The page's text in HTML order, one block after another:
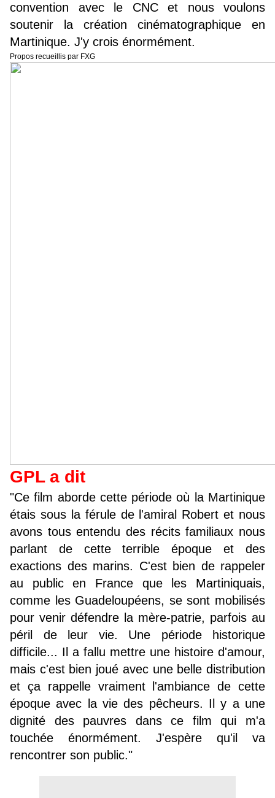
convention avec le CNC et nous voulons
soutenir la création cinématographique en
Martinique. J'y crois énormément.
Propos recueillis par FXG
GPL a dit
"Ce film aborde cette période où la Martinique
étais sous la férule de l'amiral Robert et nous
avons tous entendu des récits familiaux nous
parlant de cette terrible époque et des
exactions des marins. C'est bien de rappeler
au public en France que les Martiniquais,
comme les Guadeloupéens, se sont mobilisés
pour venir défendre la mère-patrie, parfois au
péril de leur vie. Une période historique
difficile... Il a fallu mettre une histoire d'amour,
mais c'est bien joué avec une belle distribution
et ça rappelle vraiment l'ambiance de cette
époque avec la vie des pêcheurs. Il y a une
dignité des pauvres dans ce film qui m'a
touchée énormément. J'espère qu'il va
rencontrer son public."